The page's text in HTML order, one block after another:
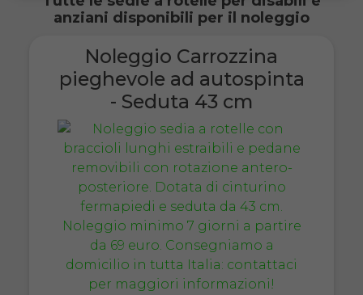
anziani disponibili per il noleggio
Noleggio Carrozzina
pieghevole ad autospinta
- Seduta 43 cm